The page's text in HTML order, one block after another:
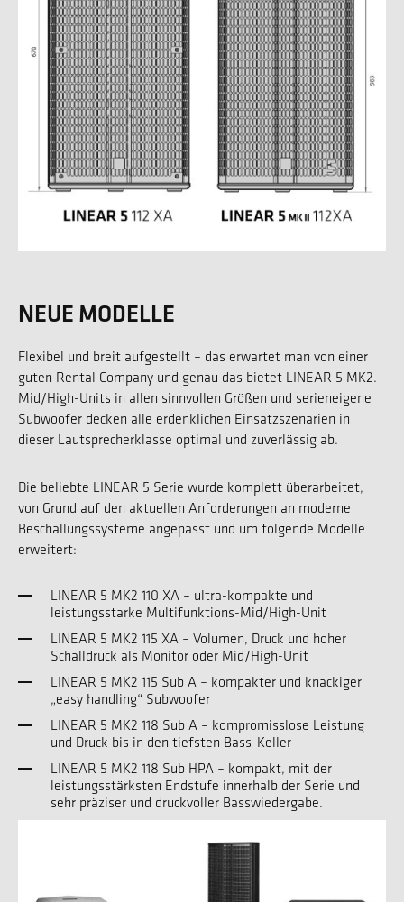
NEUE MODELLE
Flexibel und breit aufgestellt – das erwartet man von einer
guten Rental Company und genau das bietet LINEAR 5 MK2.
Mid/High-Units in allen sinnvollen Größen und serieneigene
Subwoofer decken alle erdenklichen Einsatzszenarien in
dieser Lautsprecherklasse optimal und zuverlässig ab.
Die beliebte LINEAR 5 Serie wurde komplett überarbeitet,
von Grund auf den aktuellen Anforderungen an moderne
Beschallungssysteme angepasst und um folgende Modelle
erweitert:
LINEAR 5 MK2 110 XA – ultra-kompakte und
leistungsstarke Multifunktions-Mid/High-Unit
LINEAR 5 MK2 115 XA – Volumen, Druck und hoher
Schalldruck als Monitor oder Mid/High-Unit
LINEAR 5 MK2 115 Sub A – kompakter und knackiger
„easy handling“ Subwoofer
LINEAR 5 MK2 118 Sub A – kompromisslose Leistung
und Druck bis in den tiefsten Bass-Keller
LINEAR 5 MK2 118 Sub HPA – kompakt, mit der
leistungsstärksten Endstufe innerhalb der Serie und
sehr präziser und druckvoller Basswiedergabe.